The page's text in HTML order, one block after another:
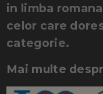
in limba
celor care
categorie.
Mai multe